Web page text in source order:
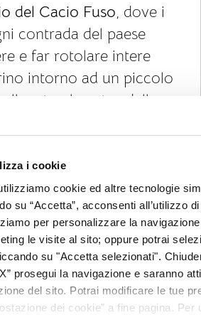
i cookie
cookie ed altre tecnologie
su “Accetta”, acconsenti all’utilizzo
per personalizzare la
le visite al sito; oppure potrai
su "Accetta selezionati".
prosegui la navigazione e saranno
del sito. Potrai modificare le tue
dei cookie” a fine pagina. Per
del Cacio Fuso, dove i
contrada del paese
e far rotolare intere
intorno ad un piccolo
al centro della
invece è il vino a fare
Montepulciano, ottenuto
gentile, insieme
di Montalcino, è